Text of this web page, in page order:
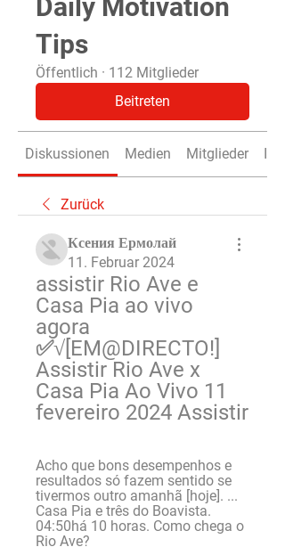
Daily Motivation
Tips
Öffentlich · 112 Mitglieder
Beitreten
Diskussionen Medien Mitglieder Info
Zurück
Ксения Ермолай
11. Februar 2024
assistir Rio Ave e
Casa Pia ao vivo
agora
✅√[EM@DIRECTO!]
Assistir Rio Ave x
Casa Pia Ao Vivo 11
fevereiro 2024 Assistir
Acho que bons desempenhos e
resultados só fazem sentido se
tivermos outro amanhã [hoje]. ...
Casa Pia e três do Boavista.
04:50há 10 horas. Como chega o
Rio Ave?